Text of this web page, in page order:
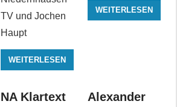
TV und Jochen
Haupt
WEITERLESEN
WEITERLESEN
NA Klartext
Alexander